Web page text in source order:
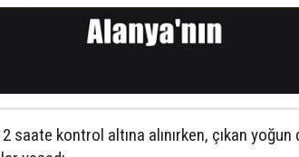
kontrol altına alınırken, çıkan yoğun